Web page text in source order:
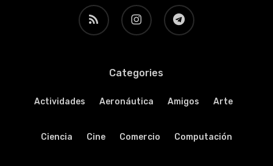
RSS instagram telegram
Categories
Actividades Aeronáutica Amigos Arte
Ciencia Cine Comercio Computación